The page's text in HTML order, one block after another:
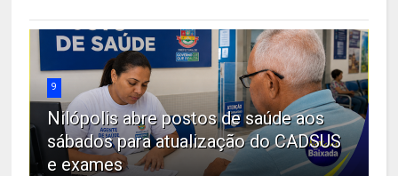
9
Nilópolis abre postos de saúde aos
sábados para atualização do CADSUS
e exames